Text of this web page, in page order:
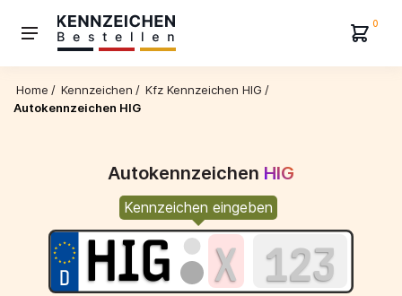
0
Home / Kennzeichen / Kfz Kennzeichen HIG /
Autokennzeichen HIG
Autokennzeichen HIG
Kennzeichen eingeben